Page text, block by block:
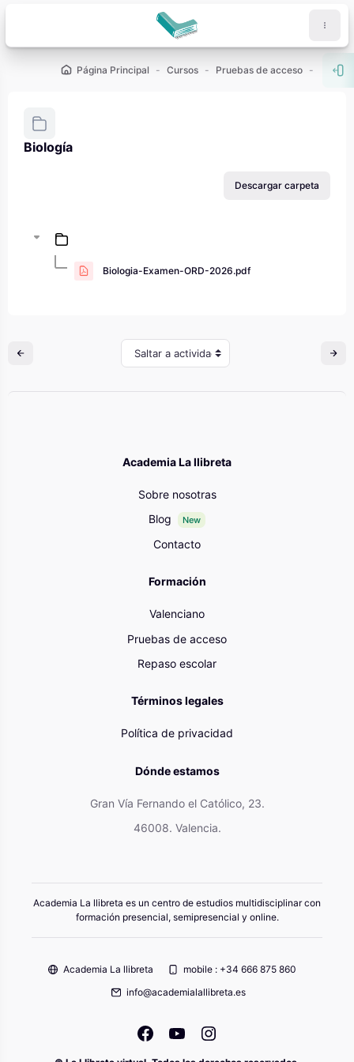
Página Principal Cursos Pruebas de acceso PAU -
Biología
Descargar carpeta
Biologia-Examen-ORD-2026.pdf
Saltar a actividad
Academia La llibreta
Sobre nosotras
Blog
New
Contacto
Formación
Valenciano
Pruebas de acceso
Repaso escolar
Términos legales
Política de privacidad
Dónde estamos
Gran Vía Fernando el Católico, 23.
46008. Valencia.
Academia La llibreta es un centro de estudios multidisciplinar con
formación presencial, semipresencial y online.
Academia La llibreta
mobile : +34 666 875 860
info@academialallibreta.es